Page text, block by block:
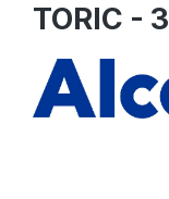
TORIC -